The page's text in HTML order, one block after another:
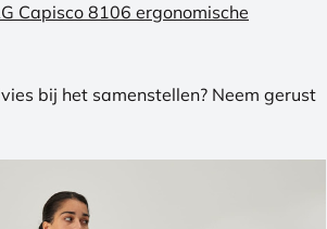
Capisco 8106 ergonomische
bij het samenstellen? Neem gerust